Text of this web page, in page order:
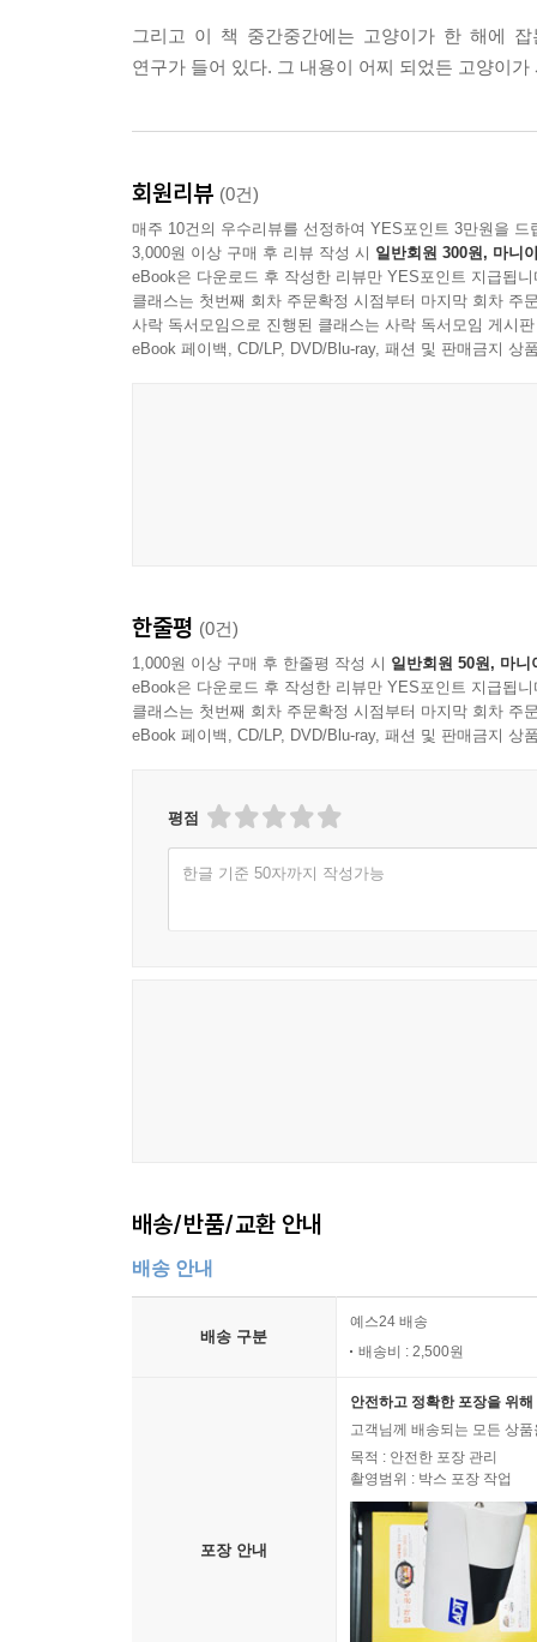
그리고 이 책 중간중간에는 고양이가 한 해에
연구가 들어 있다. 그 내용이 어찌 되었든 고양이
회원리뷰 (0건)
매주 10건의 우수리뷰를 선정하여 YES포인트 3만원을 드
3,000원 이상 구매 후 리뷰 작성 시 일반회원 300원, 마니
eBook은 다운로드 후 작성한 리뷰만 YES포인트 지급됩니
클래스는 첫번째 회차 주문확정 시점부터 마지막 회차 주
사락 독서모임으로 진행된 클래스는 사락 독서모임 게시
eBook 페이백, CD/LP, DVD/Blu-ray, 패션 및 판매금지 상
한줄평 (0건)
1,000원 이상 구매 후 한줄평 작성 시 일반회원 50원, 마니
eBook은 다운로드 후 작성한 리뷰만 YES포인트 지급됩니
클래스는 첫번째 회차 주문확정 시점부터 마지막 회차 주
eBook 페이백, CD/LP, DVD/Blu-ray, 패션 및 판매금지 상
평점
한글 기준 50자까지 작성가능
배송/반품/교환 안내
배송 안내
배송 구분
예스24 배송
배송비 : 2,500원
포장 안내
안전하고 정확한 포장을 위
고객님께 배송되는 모든 상
목적 : 안전한 포장 관리
촬영범위 : 박스 포장 작업